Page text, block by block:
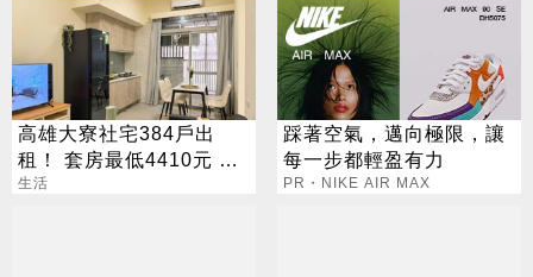
高雄大寮社宅384戶出
租！ 套房最低4410元 這
日起開放申請
生活
踩著空氣，邁向極限，讓
每一步都輕盈有力
PR・NIKE AIR MAX